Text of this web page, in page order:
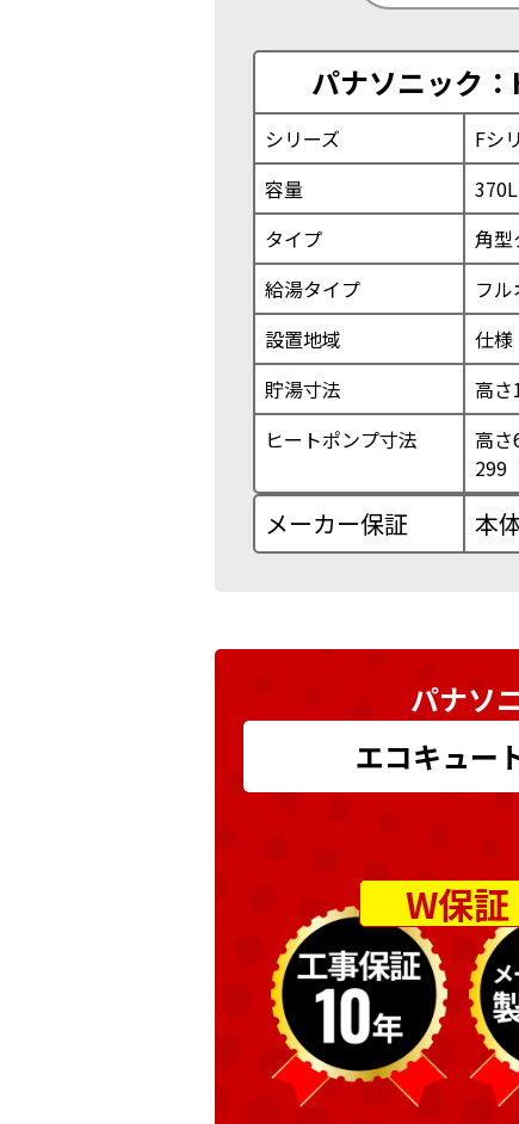
パナソニック
シリーズ
Fシ
容量
タイプ
角型
給湯タイプ
フル
設置地域
仕様
貯湯寸法
高
ヒートポンプ寸法
高
299
メーカー保証 本
パナソ
エコキュー
W保証